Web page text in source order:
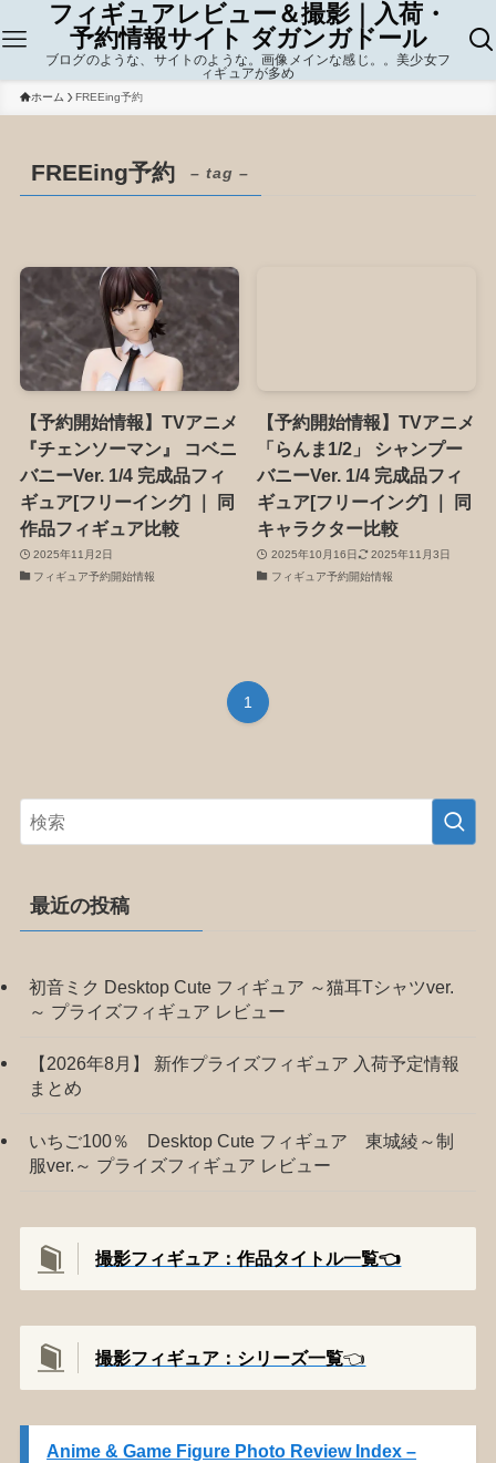
フィギュアレビュー＆撮影｜入荷・
予約情報サイト ダガンガドール
ブログのような、サイトのような。画像メインな感じ。。美少女フ
ィギュアが多め
ホーム FREEing予約
FREEing予約 – tag –
【予約開始情報】TVアニメ
『チェンソーマン』 コベニ
バニーVer. 1/4 完成品フィ
ギュア[フリーイング] ｜ 同
作品フィギュア比較
2025年11月2日
フィギュア予約開始情報
【予約開始情報】TVアニメ
「らんま1/2」 シャンプー
バニーVer. 1/4 完成品フィ
ギュア[フリーイング] ｜ 同
キャラクター比較
2025年10月16日
2025年11月3日
フィギュア予約開始情報
1
最近の投稿
初音ミク Desktop Cute フィギュア ～猫耳Tシャツver.
～ プライズフィギュア レビュー
【2026年8月】 新作プライズフィギュア 入荷予定情報
まとめ
いちご100％ Desktop Cute フィギュア 東城綾～制
服ver.～ プライズフィギュア レビュー
撮影フィギュア：作品タイトル一覧👈️
撮影フィギュア：シリーズ一覧👈️
Anime & Game Figure Photo Review Index –